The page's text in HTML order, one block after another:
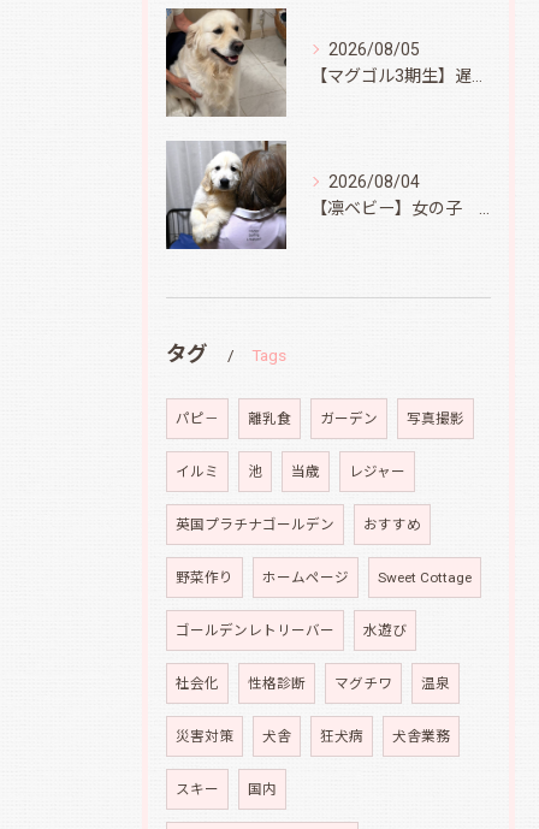
2026/08/05
2026/08/04
タグ Tags
パピ－ 離乳食 ガーデン 写真撮影
イルミ 池 当歳 レジャー
英国プラチナゴールデン おすすめ
野菜作り ホームページ Sweet Cottage
ゴールデンレトリーバー 水遊び
社会化 性格診断 マグチワ 温泉
災害対策 犬舎 狂犬病 犬舎業務
スキー 国内